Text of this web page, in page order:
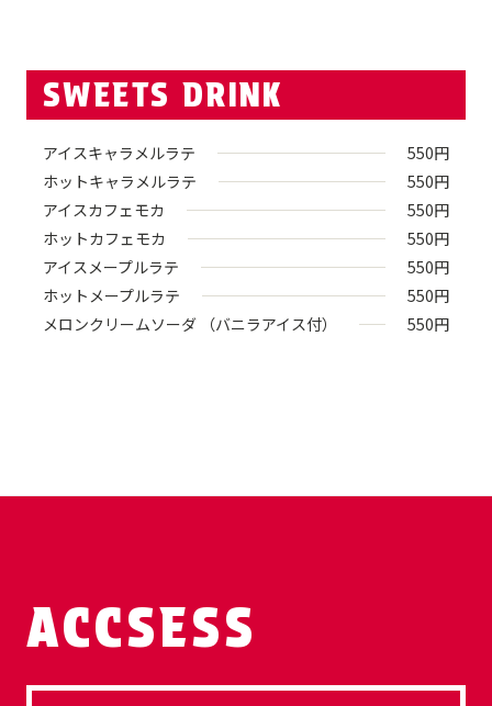
SWEETS DRINK
アイスキャラメルラテ 550円
ホットキャラメルラテ
550円
アイスカフェモカ
550円
ホットカフェモカ
550円
アイスメープルラテ
550円
ホットメープルラテ
550円
メロンクリームソーダ （バニラアイス付）
550円
ACCSESS